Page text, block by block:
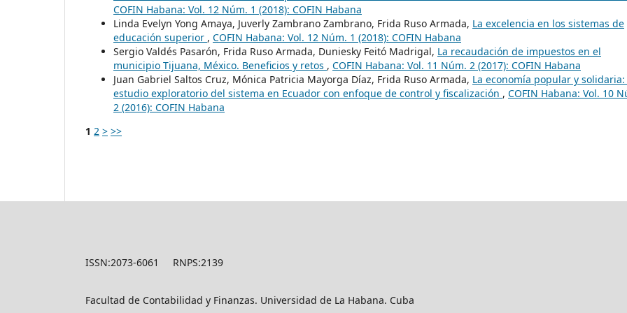
COFIN Habana: Vol. 12 Núm. 1 (2018): COFIN Habana
Linda Evelyn Yong Amaya, Juverly Zambrano Zambrano, Frida Ruso Armada, La excelencia en los sistemas de
educación superior , COFIN Habana: Vol. 12 Núm. 1 (2018): COFIN Habana
Sergio Valdés Pasarón, Frida Ruso Armada, Duniesky Feitó Madrigal, La recaudación de impuestos en el
municipio Tijuana, México. Beneficios y retos , COFIN Habana: Vol. 11 Núm. 2 (2017): COFIN Habana
Juan Gabriel Saltos Cruz, Mónica Patricia Mayorga Díaz, Frida Ruso Armada, La economía popular y
estudio exploratorio del sistema en Ecuador con enfoque de control y fiscalización , COFIN Habana: Vol. 10
2 (2016): COFIN Habana
1 2 > >>
ISSN:2073-6061 RNPS:2139
Facultad de Contabilidad y Finanzas. Universidad de La Habana. Cuba